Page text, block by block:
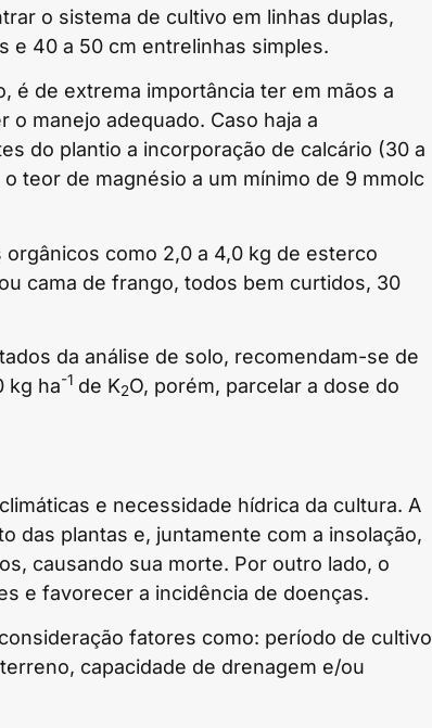
o sistema de cultivo em linhas duplas,
e 40 a 50 cm entrelinhas simples.
é de extrema importância ter em mãos a
manejo adequado. Caso haja a
do plantio a incorporação de calcário (30 a
teor de magnésio a um mínimo de 9 mmolc
como 2,0 a 4,0 kg de esterco
cama de frango, todos bem curtidos, 30
da análise de solo, recomendam-se de
kg ha-1 de K2O, porém, parcelar a dose do
e necessidade hídrica da cultura. A
das plantas e, juntamente com a insolação,
causando sua morte. Por outro lado, o
e favorecer a incidência de doenças.
fatores como: período de cultivo
capacidade de drenagem e/ou